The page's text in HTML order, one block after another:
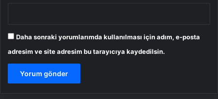
Daha sonraki yorumlarımda kullanılması için adım, e-posta
adresim ve site adresim bu tarayıcıya kaydedilsin.